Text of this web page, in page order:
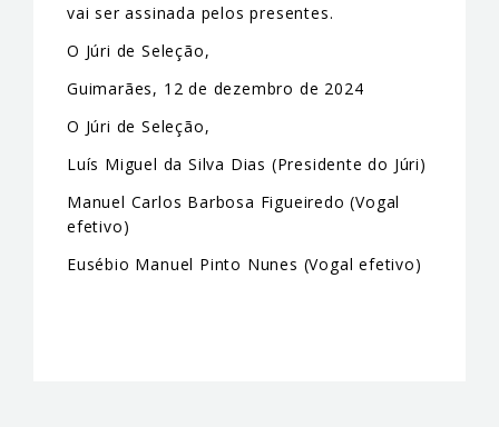
vai ser assinada pelos presentes.
O Júri de Seleção,
Guimarães, 12 de dezembro de 2024
O Júri de Seleção,
Luís Miguel da Silva Dias (Presidente do Júri)
Manuel Carlos Barbosa Figueiredo (Vogal
efetivo)
Eusébio Manuel Pinto Nunes (Vogal efetivo)